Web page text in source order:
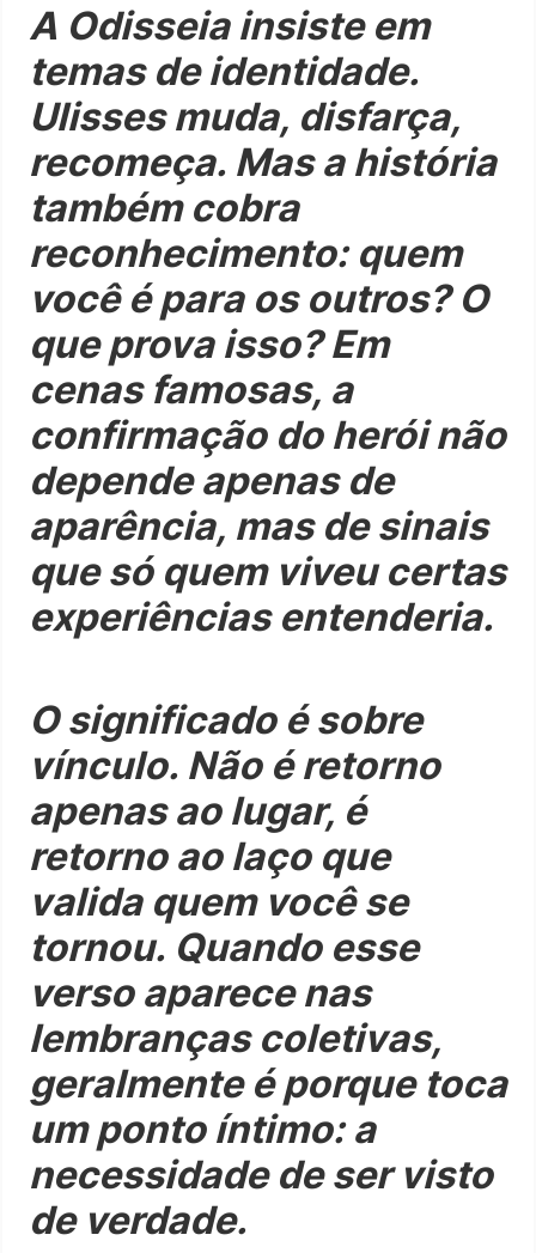
A Odisseia insiste em
temas de identidade.
Ulisses muda, disfarça,
recomeça. Mas a história
também cobra
reconhecimento: quem
você é para os outros? O
que prova isso? Em
cenas famosas, a
confirmação do herói não
depende apenas de
aparência, mas de sinais
que só quem viveu certas
experiências entenderia.
O significado é sobre
vínculo. Não é retorno
apenas ao lugar, é
retorno ao laço que
valida quem você se
tornou. Quando esse
verso aparece nas
lembranças coletivas,
geralmente é porque toca
um ponto íntimo: a
necessidade de ser visto
de verdade.